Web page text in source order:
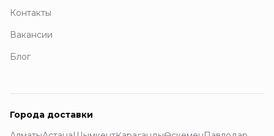
Контакты
Вакансии
Блог
Города доставки